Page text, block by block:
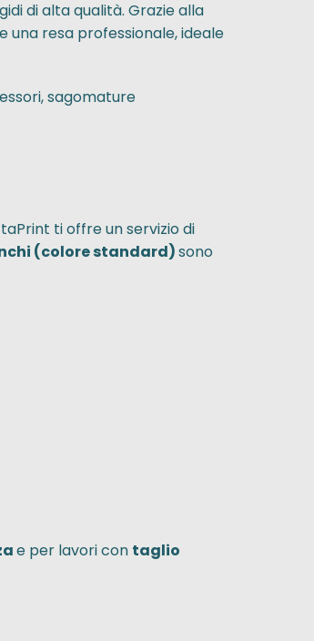
di alta qualità. Grazie alla
resa professionale, ideale
sagomature
ti offre un servizio di
(colore standard)sono
e per lavori con taglio